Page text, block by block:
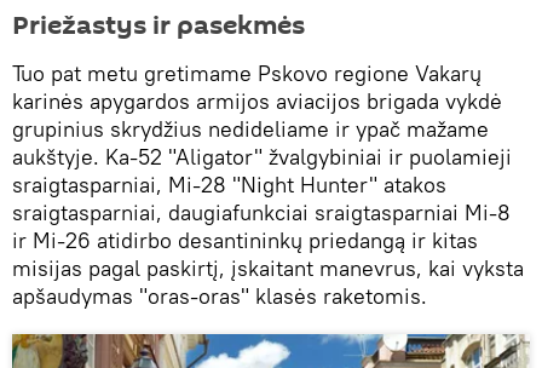
Priežastys ir pasekmės
Tuo pat metu gretimame Pskovo regione Vakarų
karinės apygardos armijos aviacijos brigada vykdė
grupinius skrydžius nedideliame ir ypač mažame
aukštyje. Ka-52 "Aligator" žvalgybiniai ir puolamieji
sraigtasparniai, Mi-28 "Night Hunter" atakos
sraigtasparniai, daugiafunkciai sraigtasparniai Mi-8
ir Mi-26 atidirbo desantininkų priedangą ir kitas
misijas pagal paskirtį, įskaitant manevrus, kai vyksta
apšaudymas "oras-oras" klasės raketomis.